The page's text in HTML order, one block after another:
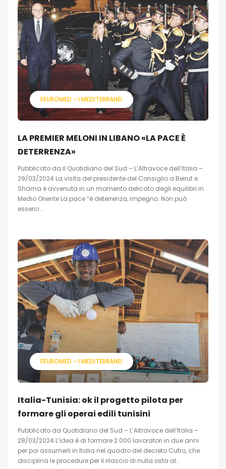
FEUROMED - I MEDITERRANEI
LA PREMIER MELONI IN LIBANO «LA PACE È
DETERRENZA»
Pubblicato da Il Quotidiano del Sud – L’Altravoce dell’Italia –
29/03/2024 La visita del presidente del Consiglio a Beirut e
Shama è avvenuta in un momento delicato degli equilibri in
Medio Oriente La pace “è deterrenza, impegno. Non può
esserci...
FEUROMED - I MEDITERRANEI
Italia-Tunisia: ok il progetto pilota per
formare gli operai edili tunisini
Pubblicato da Quotidiano del Sud – L’Altravoce dell’Italia –
28/03/2024 L’idea è di formare 2.000 lavoratori in due anni
per poi assumerli in Italia nel quadro del decreto Cutro, che
disciplina le procedure per il rilascio di nulla osta al...